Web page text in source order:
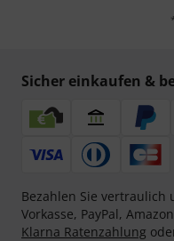
Sicher einkaufen &
Bezahlen Sie vertraulich
Vorkasse, PayPal,
Klarna Ratenzahlung